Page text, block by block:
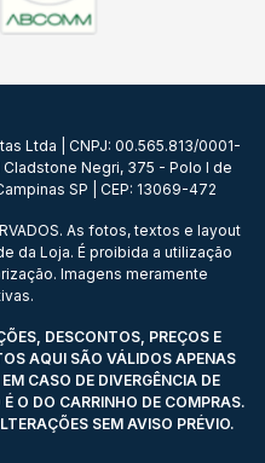
Ltda | CNPJ: 00.565.813/0001-
Cladstone Negri, 375 - Polo I de
SP | CEP: 13069-472
As fotos, textos e layout
da Loja. É proibida a utilização
Imagens meramente
DESCONTOS, PREÇOS E
AQUI SÃO VÁLIDOS APENAS
CASO DE DIVERGÊNCIA DE
O DO CARRINHO DE COMPRAS.
SEM AVISO PRÉVIO.